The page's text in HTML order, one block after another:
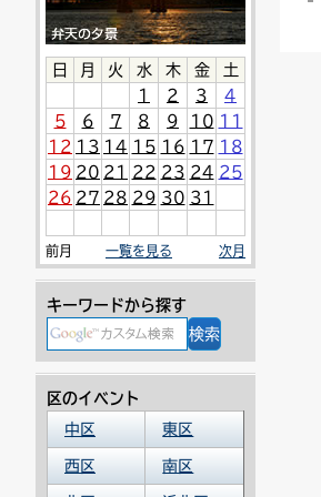
連絡ごみ
ユニバーサルデザイン
日 月 火 水 木 金
土
1
2 3
4
5
6 7 8 9 10 11
12 13 14 15 16 17 18
19 20 21 22 23 24 25
26 27 28 29 30 31
前月 一覧を見る 次月
キーワードから探す
区のイベント
中区
東区
西区 南区